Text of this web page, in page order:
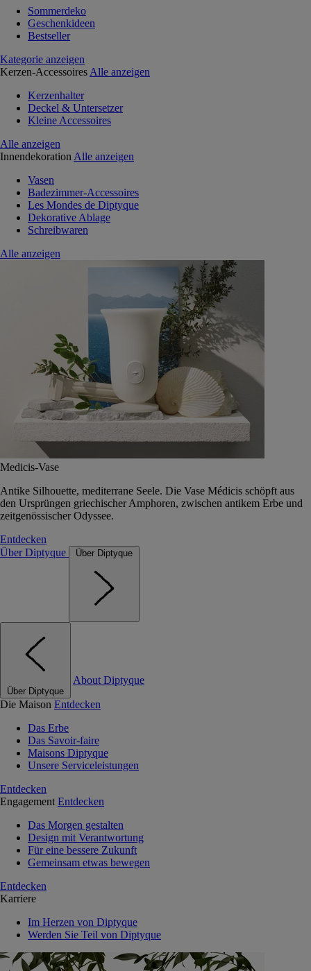
Sommerdeko
Geschenkideen
Bestseller
Kategorie anzeigen
Kerzen-Accessoires Alle anzeigen
Kerzenhalter
Deckel & Untersetzer
Kleine Accessoires
Alle anzeigen
Innendekoration Alle anzeigen
Vasen
Badezimmer-Accessoires
Les Mondes de Diptyque
Dekorative Ablage
Schreibwaren
Alle anzeigen
Medicis-Vase
Antike Silhouette, mediterrane Seele. Die Vase Médicis schöpft aus
den Ursprüngen griechischer Amphoren, zwischen antikem Erbe und
zeitgenössischer Odyssee.
Entdecken
Über Diptyque
Über Diptyque
Über Diptyque
About Diptyque
Die Maison Entdecken
Das Erbe
Das Savoir-faire
Maisons Diptyque
Unsere Serviceleistungen
Entdecken
Engagement Entdecken
Das Morgen gestalten
Design mit Verantwortung
Für eine bessere Zukunft
Gemeinsam etwas bewegen
Entdecken
Karriere
Im Herzen von Diptyque
Werden Sie Teil von Diptyque